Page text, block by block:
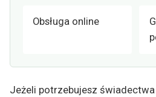
Obsługa online
Jeżeli potrzebujesz